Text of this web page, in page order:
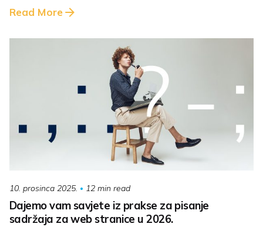
Read More
10. prosinca 2025. 12 min read
Dajemo vam savjete iz prakse za pisanje
sadržaja za web stranice u 2026.